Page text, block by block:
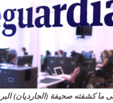
ما كشفته صحيفة (الجارديان)